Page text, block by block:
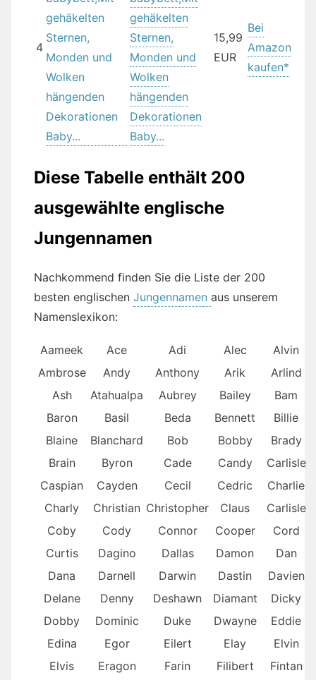
4
gehäkelten
Sternen,
Monden und
Wolken
hängenden
Dekorationen
Baby...
15,99
EUR
Bei
Amazon
kaufen*
Diese Tabelle enthält 200
ausgewählte englische
Jungennamen
Nachkommend finden Sie die Liste der 200
besten englischen Jungennamen aus unserem
Namenslexikon:
Aameek Ace Adi Alec
Alvin
Ambrose
Andy Anthony Arik
Arlind
Ash
Atahualpa Aubrey Bailey
Bam
Baron
Basil Beda Bennett
Billie
Blaine
Blanchard Bob Bobby
Brady
Brain
Byron Cade Candy
Carlisle
Caspian
Cayden Cecil Cedric
Charlie
Charly
Christian Christopher Claus
Carlisle
Coby
Cody Connor Cooper
Cord
Curtis
Dagino Dallas Damon
Dan
Dana
Darnell Darwin Dastin
Davien
Delane
Denny Deshawn Diamant
Dicky
Dobby
Dominic Duke Dwayne
Eddie
Edina
Egor Eilert Elay
Elvin
Elvis
Eragon Farin Filibert
Fintan